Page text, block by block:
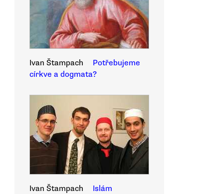
Ivan Štampach
Potřebujeme
církve a dogmata?
Ivan Štampach
Islám